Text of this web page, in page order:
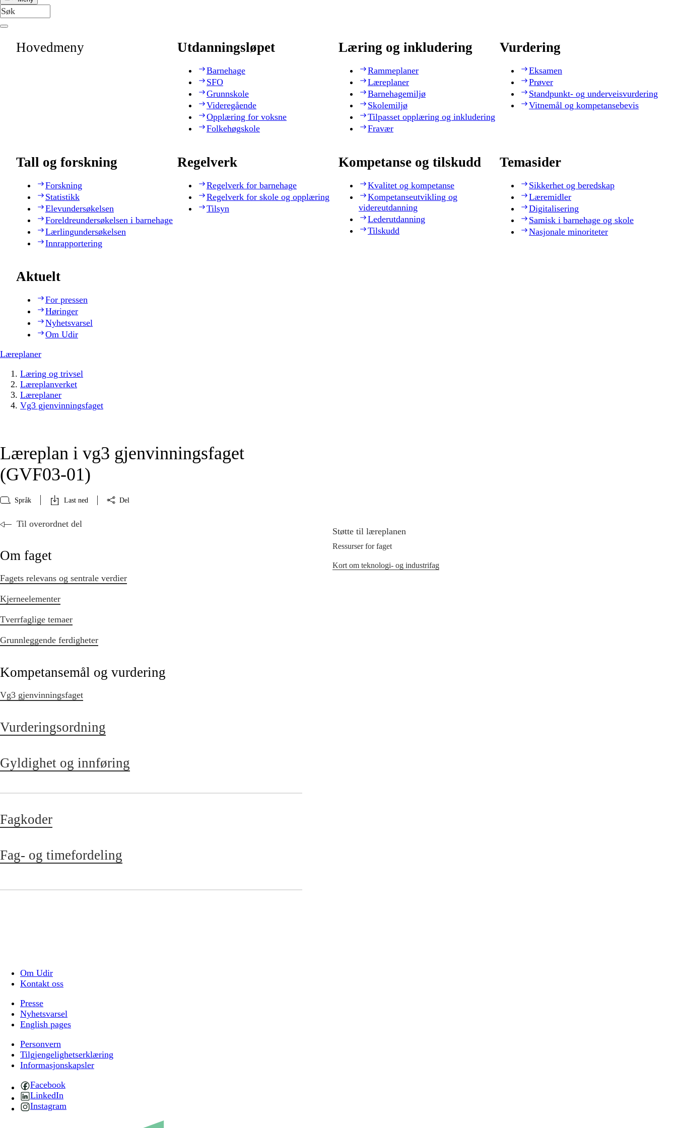
Hovedmeny Utdanningsløpet
Barnehage
SFO
Grunnskole
Videregående
Opplæring for voksne
Folkehøgskole
Læring og inkludering
Rammeplaner
Læreplaner
Barnehagemiljø
Skolemiljø
Tilpasset opplæring og inkludering
Fravær
Vurdering
Eksamen
Prøver
Standpunkt- og underveisvurdering
Vitnemål og kompetansebevis
Tall og forskning
Forskning
Statistikk
Elevundersøkelsen
Foreldreundersøkelsen i barnehage
Lærlingundersøkelsen
Innrapportering
Regelverk
Regelverk for barnehage
Regelverk for skole og opplæring
Tilsyn
Kompetanse og tilskudd
Kvalitet og kompetanse
Kompetanseutvikling og
videreutdanning
Lederutdanning
Tilskudd
Temasider
Sikkerhet og beredskap
Læremidler
Digitalisering
Samisk i barnehage og skole
Nasjonale minoriteter
Aktuelt
For pressen
Høringer
Nyhetsvarsel
Om Udir
Læreplaner
Læring og trivsel
Læreplanverket
Læreplaner
Vg3 gjenvinningsfaget
Læreplan i vg3 gjenvinningsfaget
(GVF03‑01)
Språk Last ned Del
Til overordnet del
Om faget
Fagets relevans og sentrale verdier
Kjerneelementer
Tverrfaglige temaer
Grunnleggende ferdigheter
Kompetansemål og vurdering
Vg3 gjenvinningsfaget
Vurderingsordning
Gyldighet og innføring
Fagkoder
Fag- og timefordeling
Støtte til læreplanen
Ressurser for faget
Kort om teknologi- og industrifag
Om Udir
Kontakt oss
Presse
Nyhetsvarsel
English pages
Personvern
Tilgjengelighetserklæring
Informasjonskapsler
Facebook
LinkedIn
Instagram